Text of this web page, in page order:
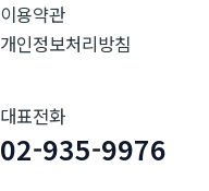
이용약관
개인정보처리방침
대표전화
02-935-9976